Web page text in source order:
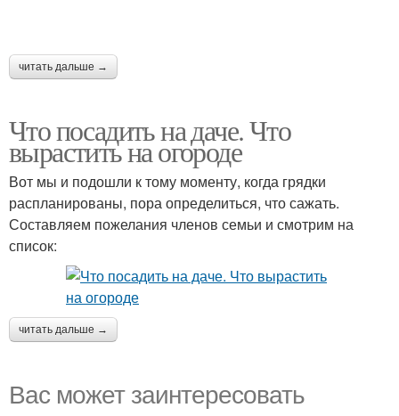
читать дальше →
Что посадить на даче. Что
вырастить на огороде
Вот мы и подошли к тому моменту, когда грядки
распланированы, пора определиться, что сажать.
Составляем пожелания членов семьи и смотрим на
список:
читать дальше →
Вас может заинтересовать